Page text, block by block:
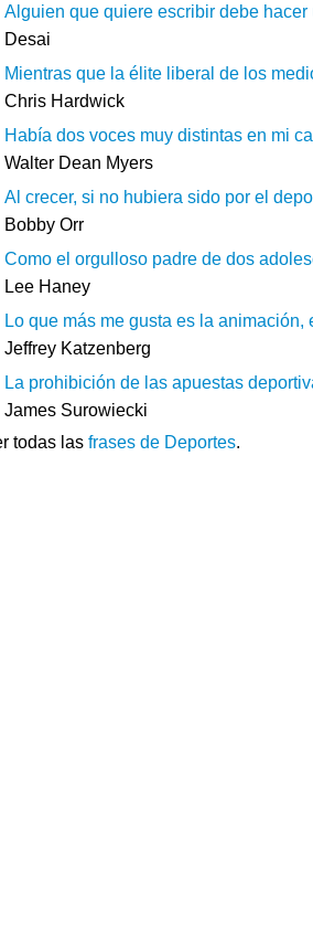
Alguien que quiere escribir debe
Desai
Mientras que la élite liberal de los
Chris Hardwick
Había dos voces muy distintas en mi
Walter Dean Myers
Al crecer, si no hubiera sido por el
Bobby Orr
Como el orgulloso padre de dos
Lee Haney
Lo que más me gusta es la
Jeffrey Katzenberg
La prohibición de las apuestas
James Surowiecki
todas las frases de Deportes.